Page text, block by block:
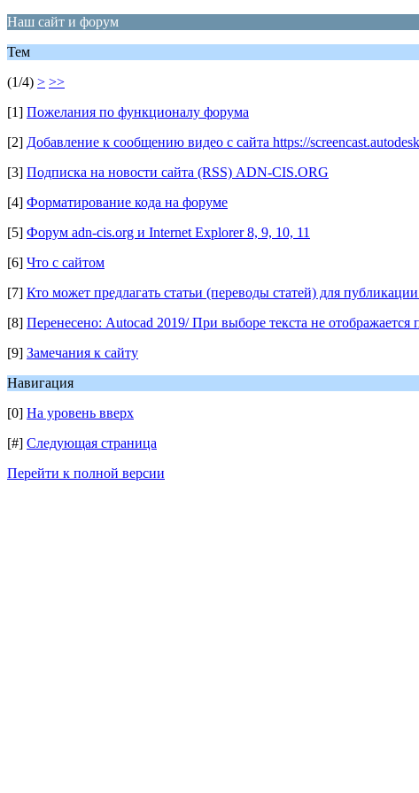
Наш сайт и форум
Тем
(1/4) > >>
[1] Пожелания по функционалу форума
[2] Добавление к сообщению видео с сайта https://
[3] Подписка на новости сайта (RSS) ADN-CIS.ORG
[4] Форматирование кода на форуме
[5] Форум adn-cis.org и Internet Explorer 8, 9, 10, 11
[6] Что с сайтом
[7] Кто может предлагать статьи (переводы статей) для
[8] Перенесено: Autocad 2019/ При выборе текста не отображается
[9] Замечания к сайту
Навигация
[0] На уровень вверх
[#] Следующая страница
Перейти к полной версии